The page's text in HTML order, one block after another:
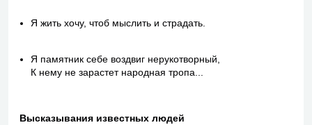
Я жить хочу, чтоб мыслить и страдать.
Я памятник себе воздвиг нерукотворный,
К нему не зарастет народная тропа...
Высказывания известных людей